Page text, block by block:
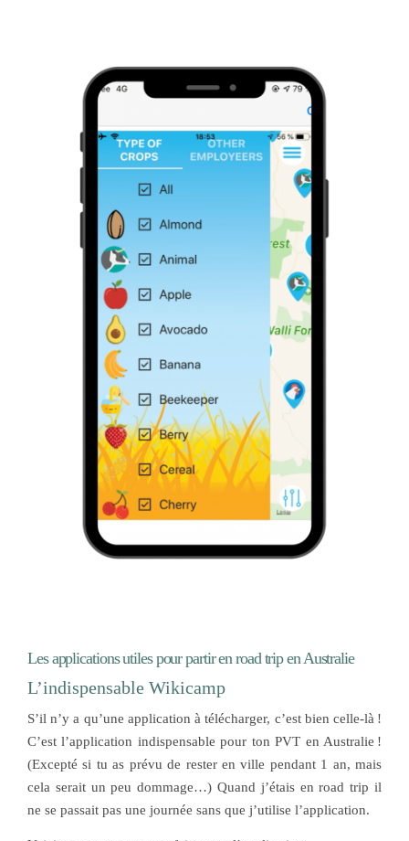
Les applications utiles pour partir en road trip en Australie
L’indispensable Wikicamp
S’il n’y a qu’une application à télécharger, c’est bien celle-là !
C’est l’application indispensable pour ton PVT en Australie !
(Excepté si tu as prévu de rester en ville pendant 1 an, mais
cela serait un peu dommage…) Quand j’étais en road trip il
ne se passait pas une journée sans que j’utilise l’application.